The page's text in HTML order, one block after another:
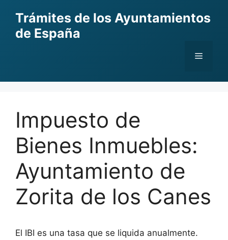
content
Trámites de los Ayuntamientos
de España
Menu
Impuesto de
Bienes Inmuebles:
Ayuntamiento de
Zorita de los Canes
El IBI es una tasa que se liquida anualmente.